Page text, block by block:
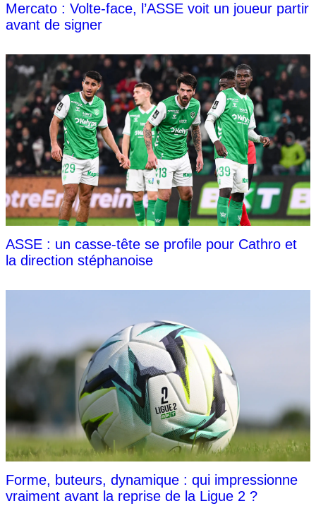
Mercato : Volte-face, l’ASSE voit un joueur partir
avant de signer
ASSE : un casse-tête se profile pour Cathro et
la direction stéphanoise
Forme, buteurs, dynamique : qui impressionne
vraiment avant la reprise de la Ligue 2 ?